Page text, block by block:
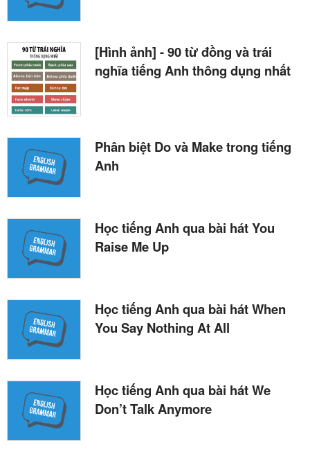
[Hình ảnh] - 90 từ đồng và trái
nghĩa tiếng Anh thông dụng nhất
Phân biệt Do và Make trong tiếng
Anh
Học tiếng Anh qua bài hát You
Raise Me Up
Học tiếng Anh qua bài hát When
You Say Nothing At All
Học tiếng Anh qua bài hát We
Don’t Talk Anymore